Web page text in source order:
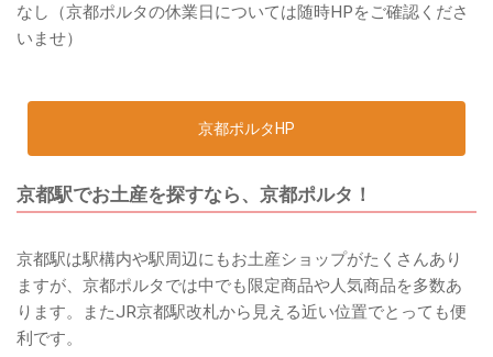
なし（京都ポルタの休業日については随時HPをご確認くださ
いませ）
京都ポルタHP
京都駅でお土産を探すなら、京都ポルタ！
京都駅は駅構内や駅周辺にもお土産ショップがたくさんあり
ますが、京都ポルタでは中でも限定商品や人気商品を多数あ
ります。またJR京都駅改札から見える近い位置でとっても便
利です。